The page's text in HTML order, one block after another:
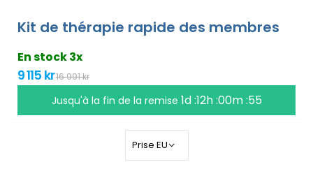
Kit de thérapie rapide des membres
En stock 3x
9 115 kr16 991 kr
Jusqu'à la fin de la remise 1d :12h :00m :55